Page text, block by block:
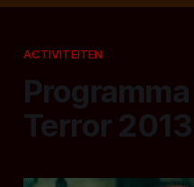
ACTIVITEITEN
Terror 2013